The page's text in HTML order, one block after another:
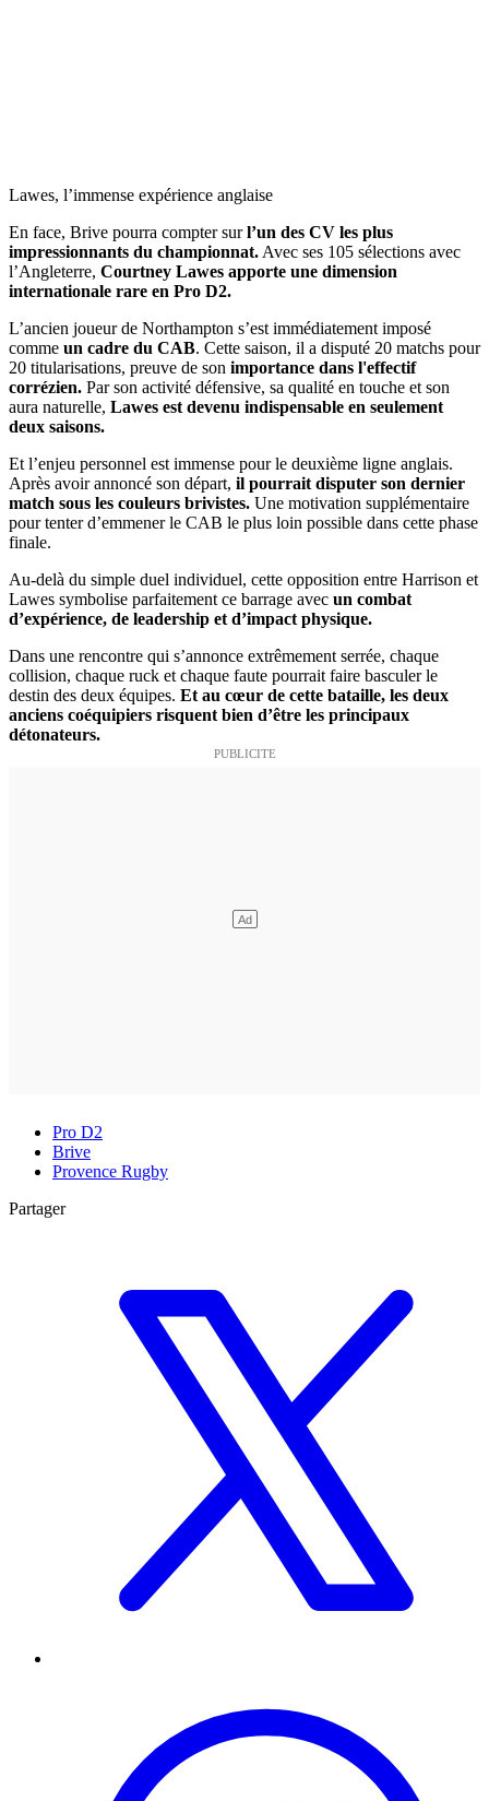
Lawes, l’immense expérience anglaise
En face, Brive pourra compter surl’un des CV les plus
impressionnants du championnat. Avec ses 105 sélections avec
l’Angleterre, Courtney Lawes apporte une dimension
internationale rare en Pro D2.
L’ancien joueur de Northampton s’est immédiatement imposé
comme un cadre du CAB. Cette saison, il a disputé 20 matchs pour
20 titularisations, preuve de son importance dans l'effectif
corrézien. Par son activité défensive, sa qualité en touche et son
aura naturelle, Lawes est devenu indispensable en seulement
deux saisons.
Et l’enjeu personnel est immense pour le deuxième ligne anglais.
Après avoir annoncé son départ, il pourrait disputer son dernier
match sous les couleurs brivistes. Une motivation supplémentaire
pour tenter d’emmener le CAB le plus loin possible dans cette phase
finale.
Au-delà du simple duel individuel, cette opposition entre Harrison et
Lawes symbolise parfaitement ce barrage avec un combat
d’expérience, de leadership et d’impact physique.
Dans une rencontre qui s’annonce extrêmement serrée, chaque
collision, chaque ruck et chaque faute pourrait faire basculer le
destin des deux équipes. Et au cœur de cette bataille, les deux
anciens coéquipiers risquent bien d’être les principaux
détonateurs.
Pro D2
Brive
Provence Rugby
Partager